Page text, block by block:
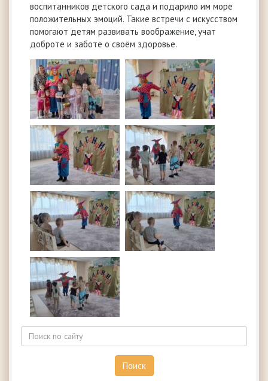
воспитанников детского сада и подарило им море
положительных эмоций. Такие встречи с искусством
помогают детям развивать воображение, учат
доброте и заботе о своём здоровье.